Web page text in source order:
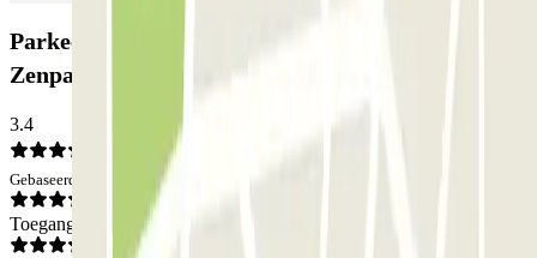
Parkeergarage Lénine - Gare d'Ivry sur Seine
Zenpark: Beoordelingen
3.4
Gebaseerd op 3 meningen
Toegang